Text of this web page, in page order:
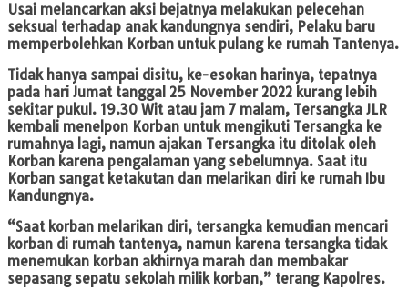
Usai melancarkan aksi bejatnya melakukan pelecehan
seksual terhadap anak kandungnya sendiri, Pelaku baru
memperbolehkan Korban untuk pulang ke rumah Tantenya.
Tidak hanya sampai disitu, ke-esokan harinya, tepatnya
pada hari Jumat tanggal 25 November 2022 kurang lebih
sekitar pukul. 19.30 Wit atau jam 7 malam, Tersangka JLR
kembali menelpon Korban untuk mengikuti Tersangka ke
rumahnya lagi, namun ajakan Tersangka itu ditolak oleh
Korban karena pengalaman yang sebelumnya. Saat itu
Korban sangat ketakutan dan melarikan diri ke rumah Ibu
Kandungnya.
“Saat korban melarikan diri, tersangka kemudian mencari
korban di rumah tantenya, namun karena tersangka tidak
menemukan korban akhirnya marah dan membakar
sepasang sepatu sekolah milik korban,” terang Kapolres.